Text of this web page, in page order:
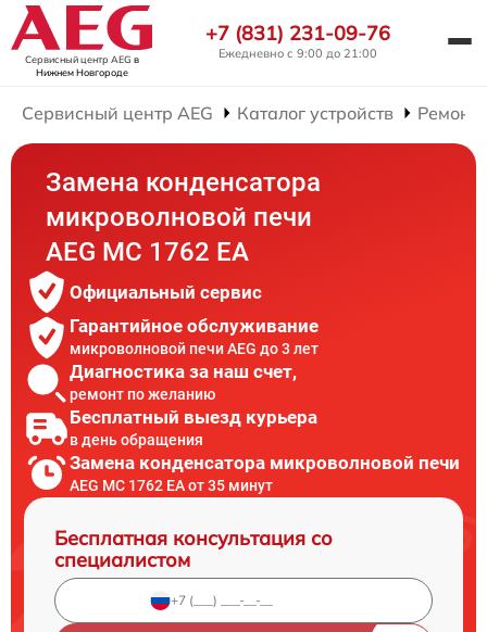
Сервисный центр AEG в
Нижнем Новгороде
+7 (831) 231-09-76
Ежедневно с 9:00 до 21:00
Сервисный центр AEG Каталог устройств Ремонт
Замена конденсатора
микроволновой печи
AEG MC 1762 EA
Официальный сервис
Гарантийное обслуживание
микроволновой печи AEG до 3 лет
Диагностика за наш счет,
ремонт по желанию
Бесплатный выезд курьера
в день обращения
Замена конденсатора микроволновой печи
AEG MC 1762 EA от 35 минут
Бесплатная консультация со
специалистом